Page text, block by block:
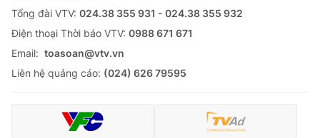
Tổng đài VTV: 024.38 355 931 - 024.38 355 932
Ðiện thoại Thời báo VTV: 0988 671 671
Email: toasoan@vtv.vn
Liên hệ quảng cáo: (024) 626 79595